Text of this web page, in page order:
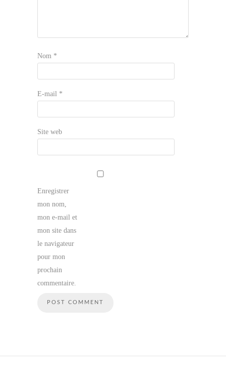
Nom *
E-mail *
Site web
Enregistrer
mon nom,
mon e-mail et
mon site dans
le navigateur
pour mon
prochain
commentaire.